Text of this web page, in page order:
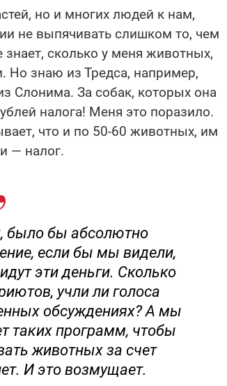
но и многих людей к нам,
не выпячивать слишком то, чем
сколько у меня животных,
Но знаю из Тредса, например,
Слонима. За собак, которых она
налога! Меня это поразило.
что и по 50-60 животных, им
— налог.
было бы абсолютно
если бы мы видели,
эти деньги. Сколько
учли ли голоса
обсуждениях? А мы
таких программ, чтобы
животных за счет
И это возмущает.